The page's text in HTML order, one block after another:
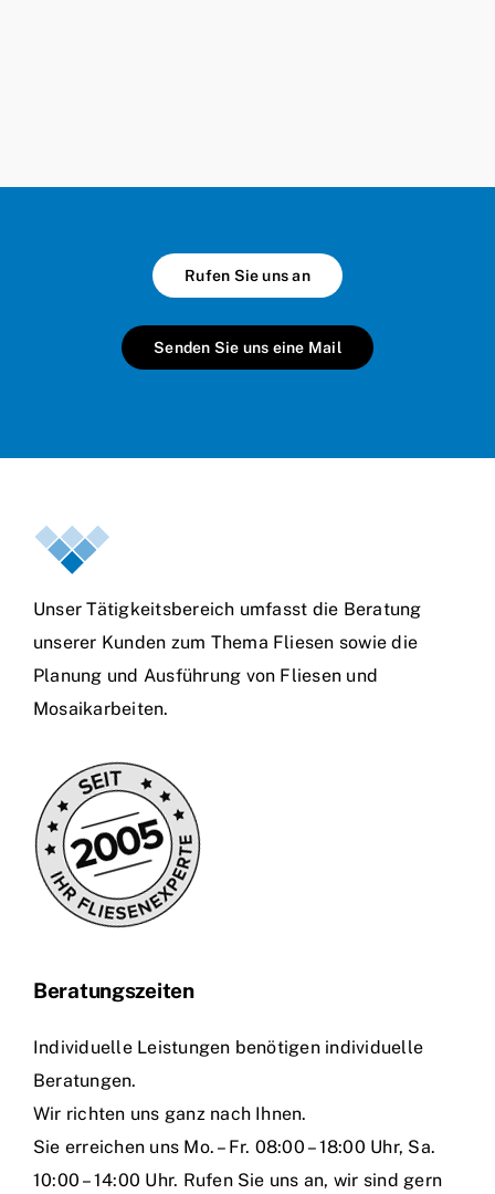
Rufen Sie uns an
Senden Sie uns eine Mail
Unser Tätigkeitsbereich umfasst die Beratung
unserer Kunden zum Thema Fliesen sowie die
Planung und Ausführung von Fliesen und
Mosaikarbeiten.
Beratungszeiten
Individuelle Leistungen benötigen individuelle
Beratungen.
Wir richten uns ganz nach Ihnen.
Sie erreichen uns Mo. – Fr. 08:00 – 18:00 Uhr, Sa.
10:00 – 14:00 Uhr. Rufen Sie uns an, wir sind gern